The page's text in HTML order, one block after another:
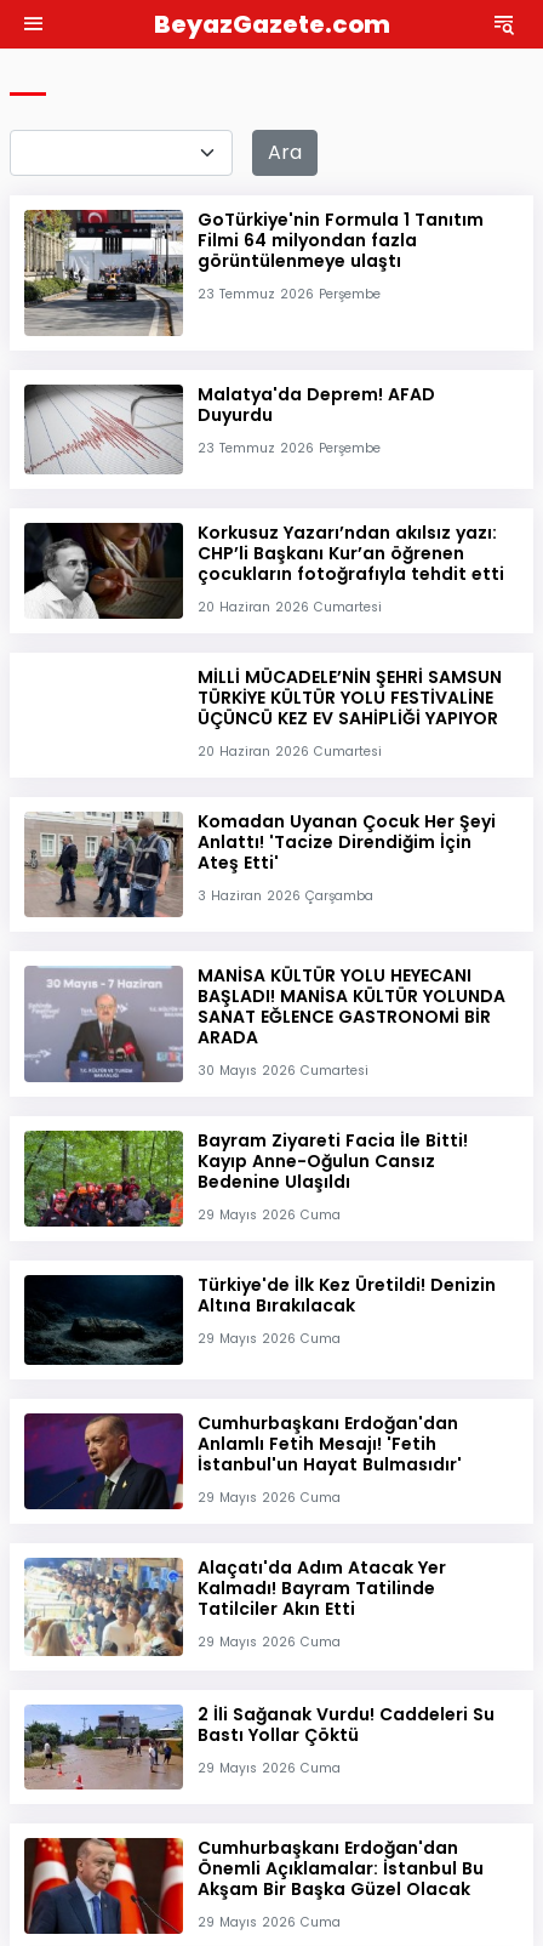
BeyazGazete.com
Ara
GoTürkiye'nin Formula 1 Tanıtım
Filmi 64 milyondan fazla
görüntülenmeye ulaştı
23 Temmuz 2026 Perşembe
Malatya'da Deprem! AFAD
Duyurdu
23 Temmuz 2026 Perşembe
Korkusuz Yazarı’ndan akılsız yazı:
CHP’li Başkanı Kur’an öğrenen
çocukların fotoğrafıyla tehdit etti
20 Haziran 2026 Cumartesi
MİLLİ MÜCADELE’NİN ŞEHRİ SAMSUN
TÜRKİYE KÜLTÜR YOLU FESTİVALİNE
ÜÇÜNCÜ KEZ EV SAHİPLİĞİ YAPIYOR
20 Haziran 2026 Cumartesi
Komadan Uyanan Çocuk Her Şeyi
Anlattı! 'Tacize Direndiğim İçin
Ateş Etti'
3 Haziran 2026 Çarşamba
MANİSA KÜLTÜR YOLU HEYECANI
BAŞLADI! MANİSA KÜLTÜR YOLUNDA
SANAT EĞLENCE GASTRONOMİ BİR
ARADA
30 Mayıs 2026 Cumartesi
Bayram Ziyareti Facia İle Bitti!
Kayıp Anne-Oğulun Cansız
Bedenine Ulaşıldı
29 Mayıs 2026 Cuma
Türkiye'de İlk Kez Üretildi! Denizin
Altına Bırakılacak
29 Mayıs 2026 Cuma
Cumhurbaşkanı Erdoğan'dan
Anlamlı Fetih Mesajı! 'Fetih
İstanbul'un Hayat Bulmasıdır'
29 Mayıs 2026 Cuma
Alaçatı'da Adım Atacak Yer
Kalmadı! Bayram Tatilinde
Tatilciler Akın Etti
29 Mayıs 2026 Cuma
2 İli Sağanak Vurdu! Caddeleri Su
Bastı Yollar Çöktü
29 Mayıs 2026 Cuma
Cumhurbaşkanı Erdoğan'dan
Önemli Açıklamalar: İstanbul Bu
Akşam Bir Başka Güzel Olacak
29 Mayıs 2026 Cuma